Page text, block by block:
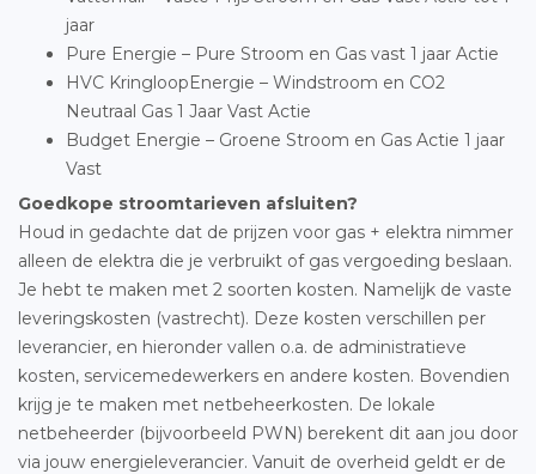
jaar
Pure Energie – Pure Stroom en Gas vast 1 jaar Actie
HVC KringloopEnergie – Windstroom en CO2
Neutraal Gas 1 Jaar Vast Actie
Budget Energie – Groene Stroom en Gas Actie 1 jaar
Vast
Goedkope stroomtarieven afsluiten?
Houd in gedachte dat de prijzen voor gas + elektra nimmer
alleen de elektra die je verbruikt of gas vergoeding beslaan.
Je hebt te maken met 2 soorten kosten. Namelijk de vaste
leveringskosten (vastrecht). Deze kosten verschillen per
leverancier, en hieronder vallen o.a. de administratieve
kosten, servicemedewerkers en andere kosten. Bovendien
krijg je te maken met netbeheerkosten. De lokale
netbeheerder (bijvoorbeeld PWN) berekent dit aan jou door
via jouw energieleverancier. Vanuit de overheid geldt er de